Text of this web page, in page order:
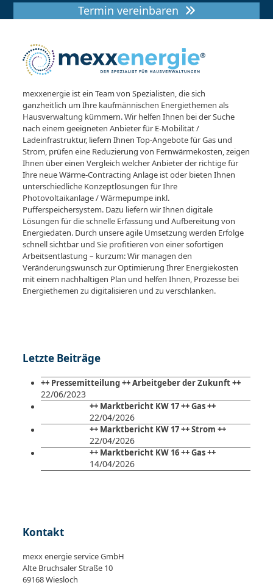
Termin vereinbaren
mexxenergie ist ein Team von Spezialisten, die sich
ganzheitlich um Ihre kaufmännischen Energiethemen als
Hausverwaltung kümmern. Wir helfen Ihnen bei der Suche
nach einem geeigneten Anbieter für E-Mobilität /
Ladeinfrastruktur, liefern Ihnen Top-Angebote für Gas und
Strom, prüfen eine Reduzierung von Fernwärmekosten, zeigen
Ihnen über einen Vergleich welcher Anbieter der richtige für
Ihre neue Wärme-Contracting Anlage ist oder bieten Ihnen
unterschiedliche Konzeptlösungen für Ihre
Photovoltaikanlage / Wärmepumpe inkl.
Pufferspeichersystem. Dazu liefern wir Ihnen digitale
Lösungen für die schnelle Erfassung und Aufbereitung von
Energiedaten. Durch unsere agile Umsetzung werden Erfolge
schnell sichtbar und Sie profitieren von einer sofortigen
Arbeitsentlastung – kurzum: Wir managen den
Veränderungswunsch zur Optimierung Ihrer Energiekosten
mit einem nachhaltigen Plan und helfen Ihnen, Prozesse bei
Energiethemen zu digitalisieren und zu verschlanken.
Letzte Beiträge
++ Pressemitteilung ++ Arbeitgeber der Zukunft ++
22/06/2023
++ Marktbericht KW 17 ++ Gas ++
22/04/2026
++ Marktbericht KW 17 ++ Strom ++
22/04/2026
++ Marktbericht KW 16 ++ Gas ++
14/04/2026
Kontakt
mexx energie service GmbH
Alte Bruchsaler Straße 10
69168 Wiesloch